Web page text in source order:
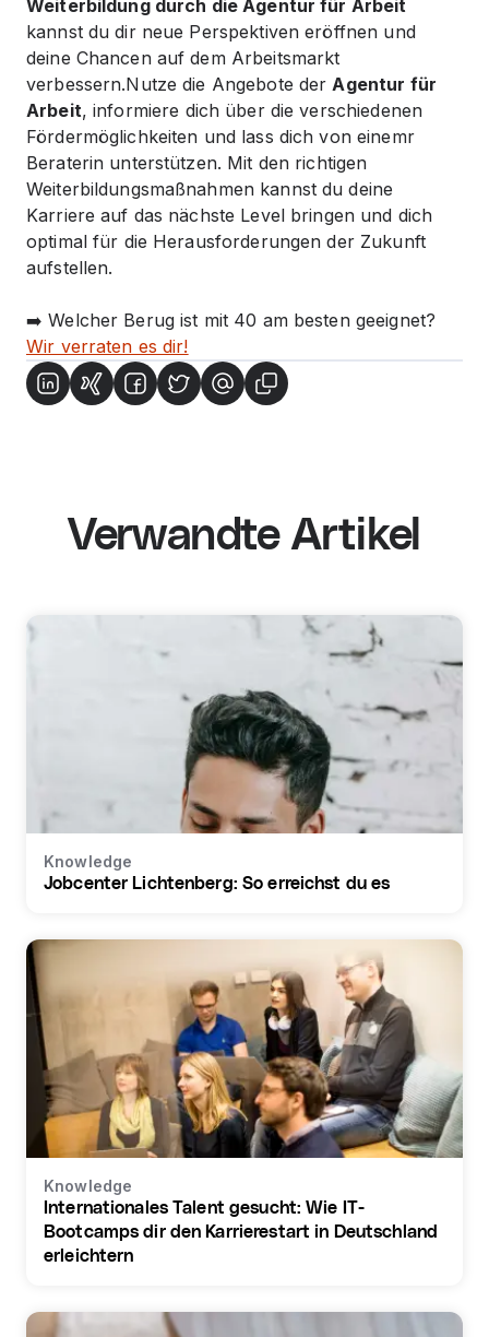
Weiterbildung durch die Agentur für Arbeit
kannst du dir neue Perspektiven eröffnen und
deine Chancen auf dem Arbeitsmarkt
verbessern.Nutze die Angebote derAgentur für
Arbeit, informiere dich über die verschiedenen
Fördermöglichkeiten und lass dich von einemr
Beraterin unterstützen. Mit den richtigen
Weiterbildungsmaßnahmen kannst du deine
Karriere auf das nächste Level bringen und dich
optimal für die Herausforderungen der Zukunft
aufstellen.
➡️ Welcher Berug ist mit 40 am besten geeignet?
Wir verraten es dir!
Verwandte Artikel
Knowledge
Jobcenter Lichtenberg: So erreichst du es
Knowledge
Internationales Talent gesucht: Wie IT-
Bootcamps dir den Karrierestart in Deutschland
erleichtern